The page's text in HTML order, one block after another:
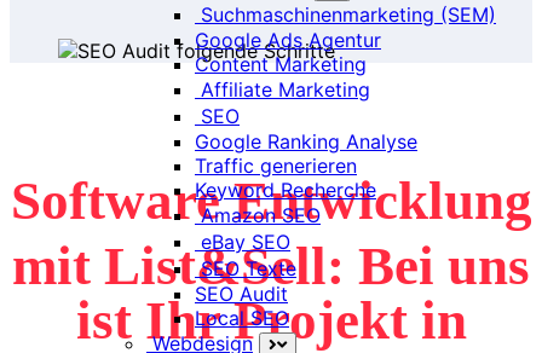
Suchmaschinenmarketing (SEM)
Google Ads Agentur
Content Marketing
Affiliate Marketing
SEO
Google Ranking Analyse
Traffic generieren
Keyword Recherche
Amazon SEO
eBay SEO
SEO Texte
SEO Audit
Local SEO
Webdesign
Software Entwicklung
mit List&Sell: Bei uns
ist Ihr Projekt in